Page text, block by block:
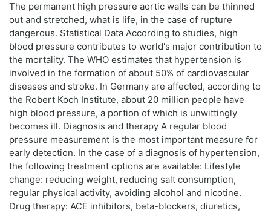
The permanent high pressure aortic walls can be thinned
out and stretched, what is life, in the case of rupture
dangerous. Statistical Data According to studies, high
blood pressure contributes to world's major contribution to
the mortality. The WHO estimates that hypertension is
involved in the formation of about 50% of cardiovascular
diseases and stroke. In Germany are affected, according to
the Robert Koch Institute, about 20 million people have
high blood pressure, a portion of which is unwittingly
becomes ill. Diagnosis and therapy A regular blood
pressure measurement is the most important measure for
early detection. In the case of a diagnosis of hypertension,
the following treatment options are available: Lifestyle
change: reducing weight, reducing salt consumption,
regular physical activity, avoiding alcohol and nicotine.
Drug therapy: ACE inhibitors, beta-blockers, diuretics,